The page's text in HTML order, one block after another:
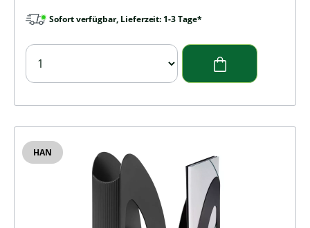
Sofort verfügbar, Lieferzeit: 1-3 Tage*
HAN